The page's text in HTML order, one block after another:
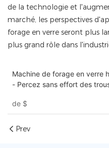
de la technologie et
marché, les perspectives
forage en verre seront plus
plus grand rôle dans
Machine de forage en verre
- Percez sans effort des
de $
Prev